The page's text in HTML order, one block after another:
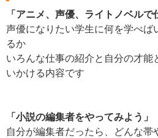
「アニメ、声優、ライトノベルで
声優になりたい学生に何を学べば
るか
いろんな仕事の紹介と自分の才能
いかける内容です
「小説の編集者をやってみよう」
自分が編集者だったら、どんな帯